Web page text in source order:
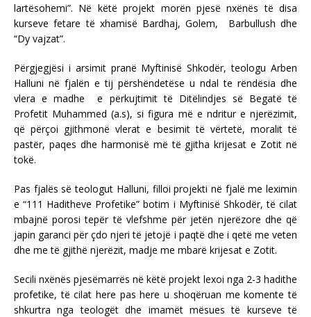
lartësohemi”. Në këtë projekt morën pjesë nxënës të disa
kurseve fetare të xhamisë Bardhaj, Golem, Barbullush dhe
“Dy vajzat”.
Përgjegjësi i arsimit pranë Myftinisë Shkodër, teologu Arben
Halluni në fjalën e tij përshëndetëse u ndal te rëndësia dhe
vlera e madhe e përkujtimit të Ditëlindjes së Begatë të
Profetit Muhammed (a.s), si figura më e ndritur e njerëzimit,
që përçoi gjithmonë vlerat e besimit të vërtetë, moralit të
pastër, paqes dhe harmonisë më të gjitha krijesat e Zotit në
tokë.
Pas fjalës së teologut Halluni, filloi projekti në fjalë me leximin
e “111 Haditheve Profetike” botim i Myftinisë Shkodër, të cilat
mbajnë porosi tepër të vlefshme për jetën njerëzore dhe që
japin garanci për çdo njeri të jetojë i paqtë dhe i qetë me veten
dhe me të gjithë njerëzit, madje me mbarë krijesat e Zotit.
Secili nxënës pjesëmarrës në këtë projekt lexoi nga 2-3 hadithe
profetike, të cilat here pas here u shoqëruan me komente të
shkurtra nga teologët dhe imamët mësues të kurseve të